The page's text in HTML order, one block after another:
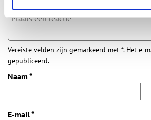
Vereiste velden zijn gemarkeerd met *. Het e-
gepubliceerd.
Naam *
E-mail*